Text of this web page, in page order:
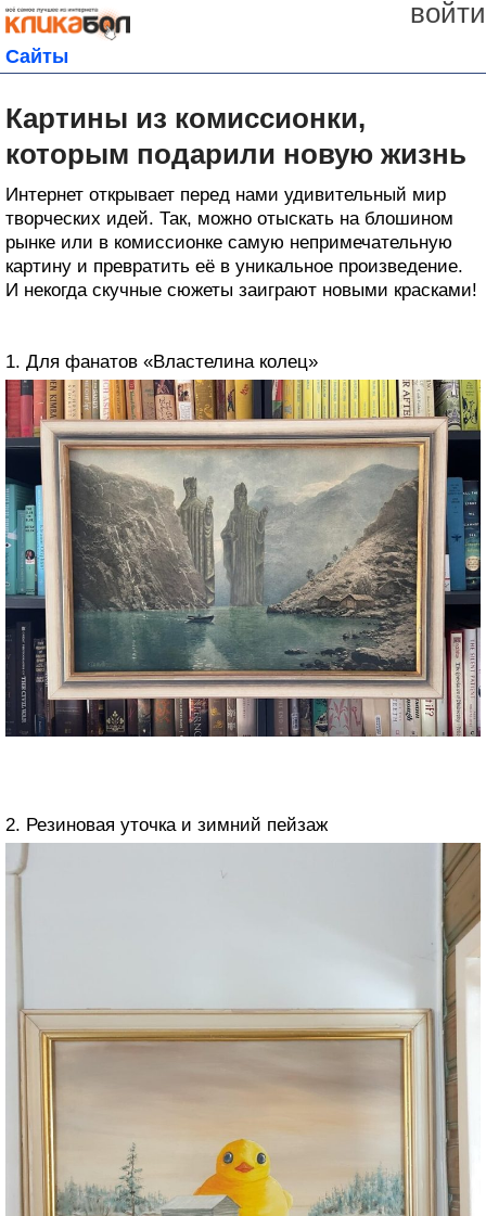
войти
Сайты
Картины из комиссионки,
которым подарили новую жизнь
Интернет открывает перед нами удивительный мир
творческих идей. Так, можно отыскать на блошином
рынке или в комиссионке самую непримечательную
картину и превратить её в уникальное произведение.
И некогда скучные сюжеты заиграют новыми красками!
1. Для фанатов «Властелина колец»
2. Резиновая уточка и зимний пейзаж